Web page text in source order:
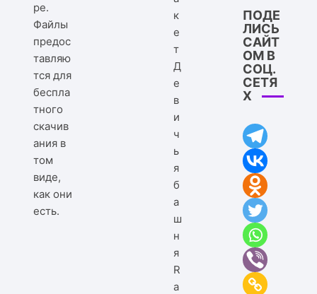
ре.
Файлы
предос
тавляю
тся для
беспла
тного
скачив
ания в
том
виде,
как они
есть.
Д
е
в
и
ч
ь
я
б
а
ш
н
я
R
a
ПОДЕ
ЛИСЬ
САЙТ
ОМ В
СОЦ.
СЕТЯ
Х